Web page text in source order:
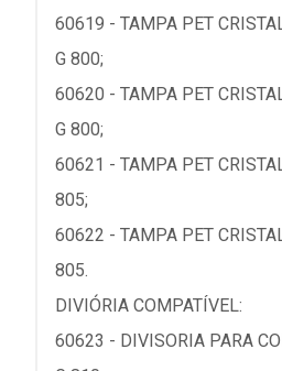
60619 - TAMPA PET
G 800;
60620 - TAMPA PET
G 800;
60621 - TAMPA PET
805;
60622 - TAMPA PET
805.
DIVIÓRIA COMPATÍVEL:
60623 - DIVISORIA PARA